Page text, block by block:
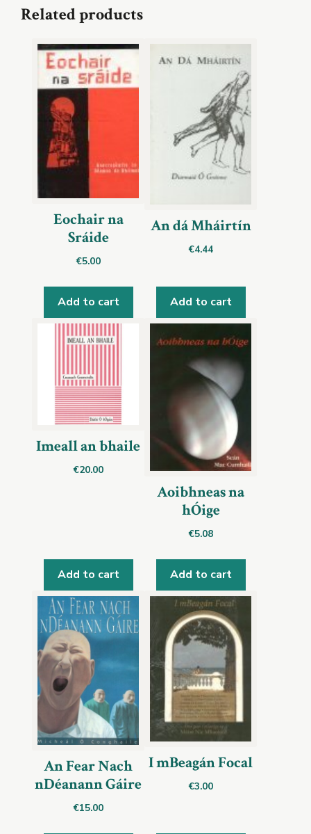
Related products
Eochair na
Sráide
€5.00
Add to cart
An dá Mháirtín
€4.44
Add to cart
Imeall an bhaile
€20.00
Add to cart
Aoibhneas na
hÓige
€5.08
Add to cart
An Fear Nach
nDéanann Gáire
€15.00
I mBeagán Focal
€3.00